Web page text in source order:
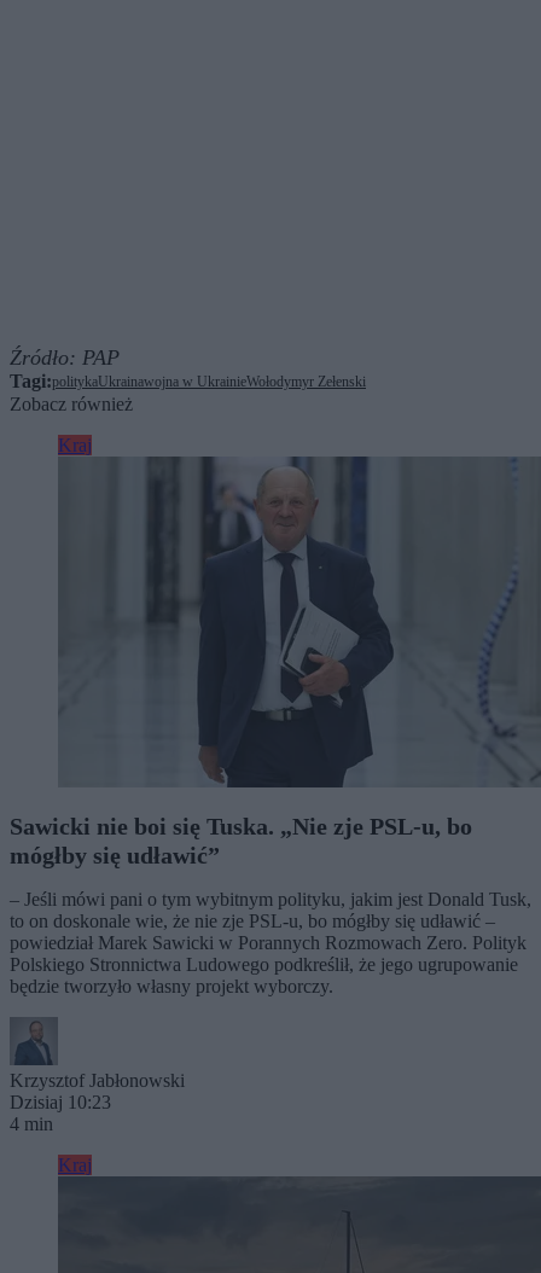
Źródło: PAP
Tagi:politykaUkrainawojna w UkrainieWołodymyr Zełenski
Zobacz również
Kraj
Sawicki nie boi się Tuska. „Nie zje PSL-u, bo
mógłby się udławić”
– Jeśli mówi pani o tym wybitnym polityku, jakim jest Donald Tusk,
to on doskonale wie, że nie zje PSL-u, bo mógłby się udławić –
powiedział Marek Sawicki w Porannych Rozmowach Zero. Polityk
Polskiego Stronnictwa Ludowego podkreślił, że jego ugrupowanie
będzie tworzyło własny projekt wyborczy.
Krzysztof Jabłonowski
Dzisiaj 10:23
4 min
Kraj